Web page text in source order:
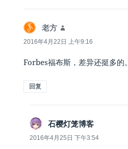
老方
道：
2016年4月22日 上午9:16
Forbes福布斯，差异还挺多的。
回复
石樱灯笼博客
道：
2016年4月25日 下午3:54